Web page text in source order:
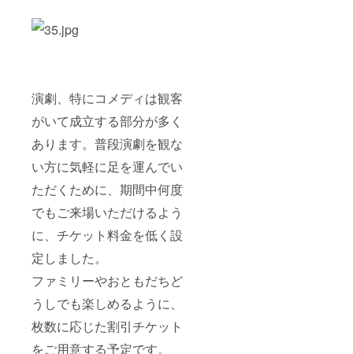
演劇、特にコメディは観客
がいて成立する部分が多く
あります。普段演劇を観な
い方に気軽に足を運んでい
ただくために、期間中何度
でもご来場いただけるよう
に、チケット料金を低く設
定しました。
ファミリーやおともだちど
うしでも楽しめるように、
枚数に応じた割引チケット
をご用意する予定です。